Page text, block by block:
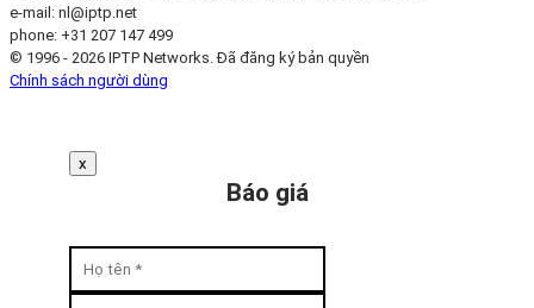
e-mail: nl
iptp.net
phone: +31 207 147 499
© 1996 - 2026 IPTP Networks. Đã đăng ký bản quyền
Chính sách người dùng
x
Báo giá